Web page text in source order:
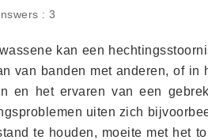
: 3
kan een
van banden met anderen, of
en het ervaren van een
uiten zich
te houden, moeite met het